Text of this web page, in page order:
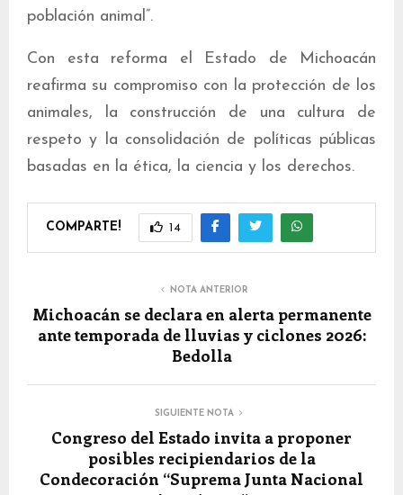
población animal”.
Con esta reforma el Estado de Michoacán
reafirma su compromiso con la protección de los
animales, la construcción de una cultura de
respeto y la consolidación de políticas públicas
basadas en la ética, la ciencia y los derechos.
COMPARTE! 14
NOTA ANTERIOR
Michoacán se declara en alerta permanente
ante temporada de lluvias y ciclones 2026:
Bedolla
SIGUIENTE NOTA
Congreso del Estado invita a proponer
posibles recipiendarios de la
Condecoración “Suprema Junta Nacional